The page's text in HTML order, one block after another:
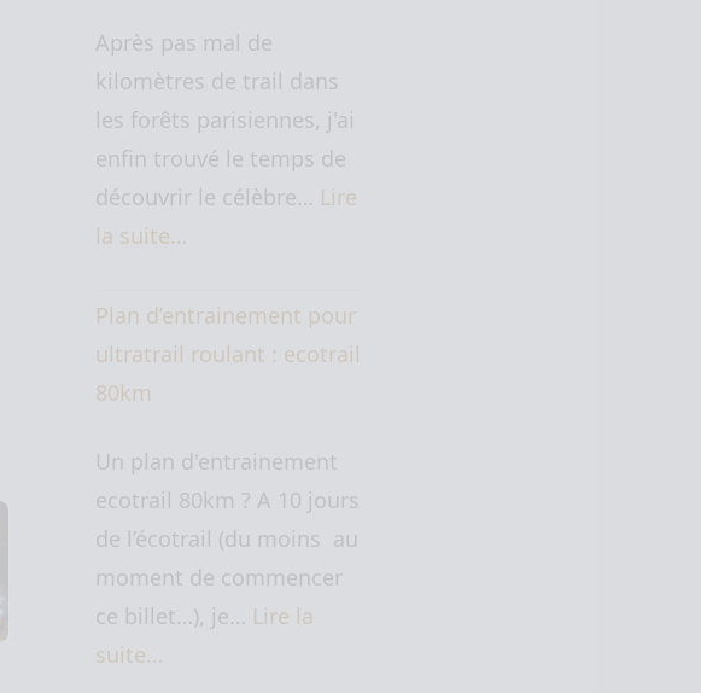
Après pas mal de
kilomètres de trail dans
les forêts parisiennes, j'ai
enfin trouvé le temps de
découvrir le célèbre… Lire
la suite…
Plan d’entrainement pour
ultratrail roulant : ecotrail
80km
Un plan d'entrainement
ecotrail 80km ? A 10 jours
de l’écotrail (du moins au
moment de commencer
ce billet…), je… Lire la
suite…